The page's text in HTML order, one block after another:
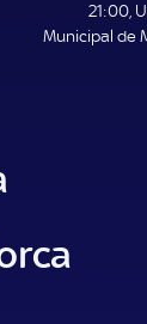
21:00,
Municipal de